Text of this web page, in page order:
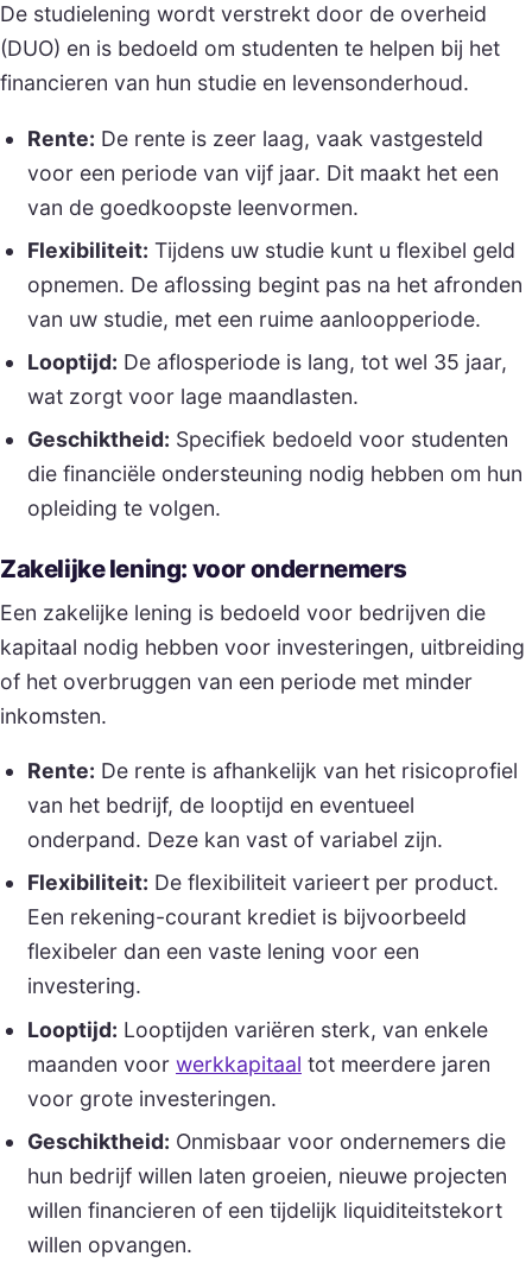
De studielening wordt verstrekt door de overheid
(DUO) en is bedoeld om studenten te helpen bij het
financieren van hun studie en levensonderhoud.
Rente: De rente is zeer laag, vaak vastgesteld
voor een periode van vijf jaar. Dit maakt het een
van de goedkoopste leenvormen.
Flexibiliteit: Tijdens uw studie kunt u flexibel geld
opnemen. De aflossing begint pas na het afronden
van uw studie, met een ruime aanloopperiode.
Looptijd: De aflosperiode is lang, tot wel 35 jaar,
wat zorgt voor lage maandlasten.
Geschiktheid: Specifiek bedoeld voor studenten
die financiële ondersteuning nodig hebben om hun
opleiding te volgen.
Zakelijke lening: voor ondernemers
Een zakelijke lening is bedoeld voor bedrijven die
kapitaal nodig hebben voor investeringen, uitbreiding
of het overbruggen van een periode met minder
inkomsten.
Rente: De rente is afhankelijk van het risicoprofiel
van het bedrijf, de looptijd en eventueel
onderpand. Deze kan vast of variabel zijn.
Flexibiliteit: De flexibiliteit varieert per product.
Een rekening-courant krediet is bijvoorbeeld
flexibeler dan een vaste lening voor een
investering.
Looptijd: Looptijden variëren sterk, van enkele
maanden voor werkkapitaal tot meerdere jaren
voor grote investeringen.
Geschiktheid: Onmisbaar voor ondernemers die
hun bedrijf willen laten groeien, nieuwe projecten
willen financieren of een tijdelijk liquiditeitstekort
willen opvangen.